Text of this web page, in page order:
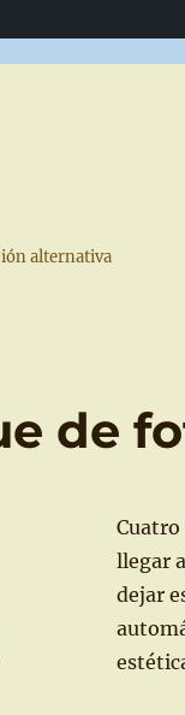
alternativa
de
llegar
dejar